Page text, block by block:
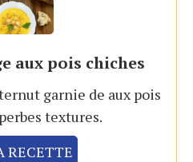
aux pois chiches
garnie de aux pois
textures.
RECETTE